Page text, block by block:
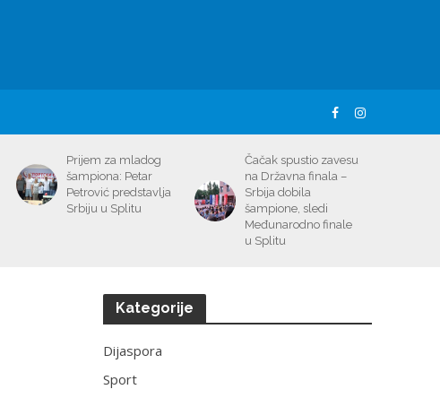
Prijem za mladog
šampiona: Petar
Petrović predstavlja
Srbiju u Splitu
Čačak spustio zavesu
na Državna finala –
Srbija dobila
šampione, sledi
Međunarodno finale
u Splitu
Kategorije
Dijaspora
Sport